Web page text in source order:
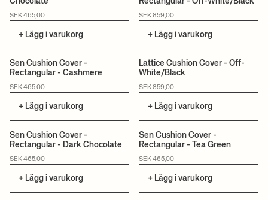
CERTIFIERAD
SEK 465,00
+ Lägg i varukorg
CERTIFIERAD
SEK 859,00
+ Lägg i varukorg
CERTIFIERAD
Sen Cushion Cover -
Rectangular - Cashmere
SEK 465,00
+ Lägg i varukorg
CERTIFIERAD
Lattice Cushion Cover - Off-
White/Black
SEK 859,00
+ Lägg i varukorg
CERTIFIERAD
Sen Cushion Cover -
Rectangular - Dark Chocolate
SEK 465,00
+ Lägg i varukorg
CERTIFIERAD
Sen Cushion Cover -
Rectangular - Tea Green
SEK 465,00
+ Lägg i varukorg